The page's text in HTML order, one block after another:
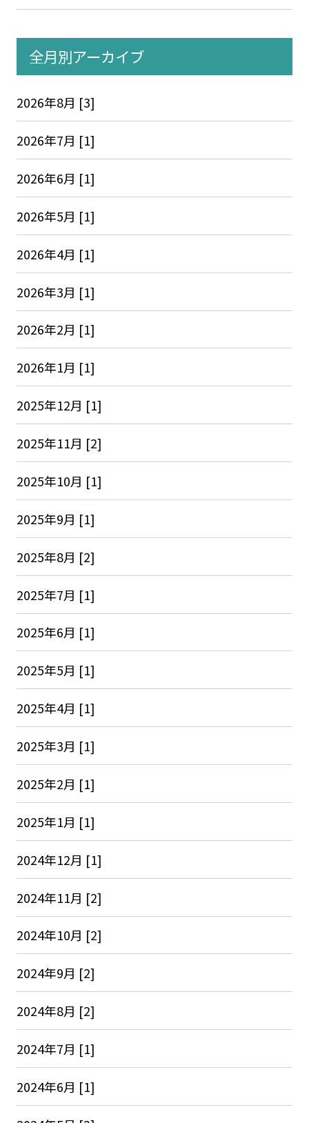
全月別アーカイブ
2026年8月 [3]
2026年7月 [1]
2026年6月 [1]
2026年5月 [1]
2026年4月 [1]
2026年3月 [1]
2026年2月 [1]
2026年1月 [1]
2025年12月 [1]
2025年11月 [2]
2025年10月 [1]
2025年9月 [1]
2025年8月 [2]
2025年7月 [1]
2025年6月 [1]
2025年5月 [1]
2025年4月 [1]
2025年3月 [1]
2025年2月 [1]
2025年1月 [1]
2024年12月 [1]
2024年11月 [2]
2024年10月 [2]
2024年9月 [2]
2024年8月 [2]
2024年7月 [1]
2024年6月 [1]